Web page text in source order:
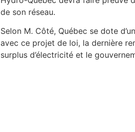
de son réseau.
Selon M. Côté, Québec se dote
avec ce projet de loi, la dernière
surplus d’électricité et le